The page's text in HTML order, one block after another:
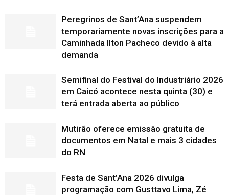
Peregrinos de Sant’Ana suspendem
temporariamente novas inscrições para a
Caminhada Ilton Pacheco devido à alta
demanda
Semifinal do Festival do Industriário 2026
em Caicó acontece nesta quinta (30) e
terá entrada aberta ao público
Mutirão oferece emissão gratuita de
documentos em Natal e mais 3 cidades
do RN
Festa de Sant’Ana 2026 divulga
programação com Gusttavo Lima, Zé